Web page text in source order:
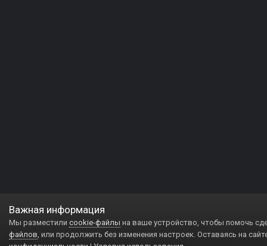
Важная информация
Мы разместили cookie-файлы на ваше устройство, чтобы помочь
файлов, или продолжить без изменения настроек. Оставаясь на